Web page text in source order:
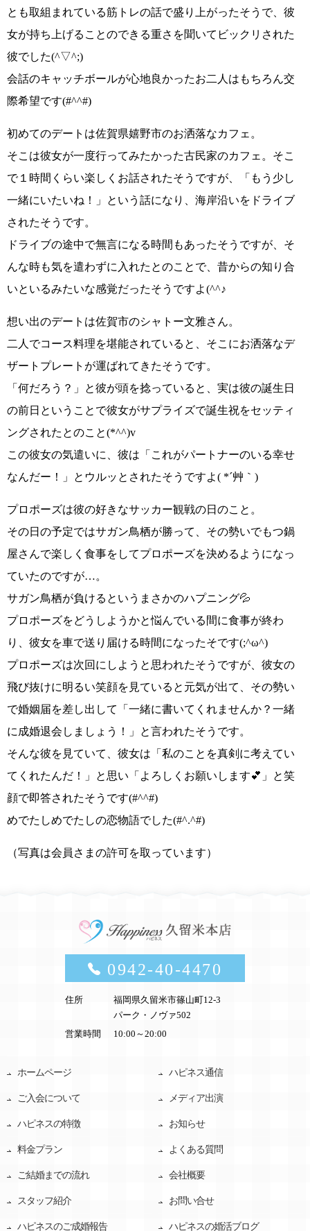
とも取組まれている筋トレの話で盛り上がったそうで、 彼
女が持ち上げることのできる重さを聞いてビックリ された
彼でした(^▽^;)
会話のキャッチボールが心地良かったお二人はもちろん交
際希望です(#^^#)
初めてのデートは佐賀県嬉野市のお洒落なカフェ。
そこは彼女が一度行ってみたかった古民家のカフェ。そこ
で１時間くらい楽しくお話されたそうですが、
「もう少し
一緒にいたいね！」
という話になり、海岸沿いをドライブ
されたそうです。
ドライブの途中で無言になる時間もあったそうですが、そ
んな時も気を遣わずに入れたとのことで、 昔からの知り合
いといるみたいな感覚だったそうですよ(^^♪
想い出のデートは佐賀市のシャトー文雅さん。
二人でコース料理を堪能されていると、そこにお洒落なデ
ザートプレートが運ばれてきたそうです。
「何だろう？」
と彼が頭を捻っていると、実は彼の誕生日
の前日ということで彼女がサプライズで誕生祝をセッティ
ングされたとのこと(*^^)v
この彼女の気遣いに、彼は 「これがパートナーのいる幸せ
なんだー！」
とウルッとされたそうですよ( *´艸｀)
プロポーズは彼の好きなサッカー観戦の日 のこと。
その日の予定ではサガン鳥栖が勝って 、その勢いでもつ鍋
屋さんで楽しく食事をしてプロポーズを決めるようになっ
ていたのですが…。
サガン鳥栖が負けるというまさかのハプニング💦
プロポーズをどうしようかと悩んでいる間に食事が終わ
り、彼女を車で送り届ける時間になったそです(;^ω^)
プロポーズは次回にしようと思われたそうですが、彼女の
飛び抜けに明るい笑顔を見ていると元気が出て、その勢い
で婚姻届を差し出して
「一緒に書いてくれませんか？一緒
に成婚退会しましょう！」
と言われたそうです。
そんな彼を見ていて、彼女は 「私のことを真剣に考えてい
てくれたんだ！」
と思い 「よろしくお願いします💕」
と笑
顔で即答されたそうです(#^^#)
めでたしめでたしの恋物語でした(#^.^#)
（写真は会員さまの許可を取っています）
0942-40-4470
住所
福岡県久留米市篠山町12-3
パーク・ノヴァ502
営業時間
10:00～20:00
ホームページ
ご入会について
ハピネスの特徴
料金プラン
ご結婚までの流れ
スタッフ紹介
ハピネスのご成婚報告
ハピネス通信
メディア出演
お知らせ
よくある質問
会社概要
お問い合せ
ハピネスの婚活ブログ